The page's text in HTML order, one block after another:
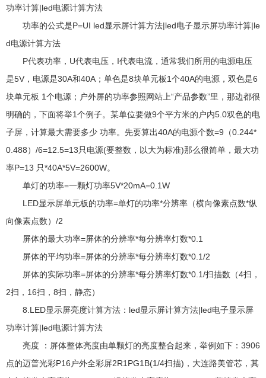
功率计算|led电源计算方法
功率的公式是P=UI led显示屏计算方法|led电子显示屏功率计算|le
d电源计算方法
P代表功率，U代表电压，I代表电流，通常我们所用的电源电压
是5V，电源是30A和40A；单色是8块单元板1个40A的电源，双色是6
块单元板 1个电源；户外屏的功率参照网站上“产品参数”里，那边都很
明确的，下面将举1个例子。某单位要做9个平方米的户内5.0双色的电
子屏，计算最大需要多少 功率。先要算出40A的电源个数=9（0.244*
0.488）/6=12.5=13只电源(要整数，以大为标准)那么很简单，最大功
率P=13 只*40A*5V=2600W。
单灯的功率=一颗灯功率5V*20mA=0.1W
LED显示屏单元板的功率=单灯的功率*分辨率（横向像素点数*纵
向像素点数）/2
屏体的最大功率=屏体的分辨率*每分辨率灯数*0.1
屏体的平均功率=屏体的分辨率*每分辨率灯数*0.1/2
屏体的实际功率=屏体的分辨率*每分辨率灯数*0.1/扫描数（4扫，
2扫，16扫，8扫，静态）
8.LED显示屏亮度计算方法：led显示屏计算方法|led电子显示屏
功率计算|led电源计算方法
亮度 ：屏体整体亮度由单颗灯的亮度整合起来，举例如下：3906
点的迈普光彩P16户外全彩屏2R1PG1B(1/4扫描)，大连路美管芯，其